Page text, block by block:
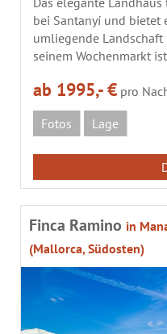
bei Santanyí und bietet
umliegende Landschaft
seinem Wochenmarkt
ab 1995,- € pro
Fotos
Lage
Finca Ramino in
(Mallorca, Südosten)